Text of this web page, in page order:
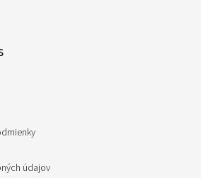
údajov